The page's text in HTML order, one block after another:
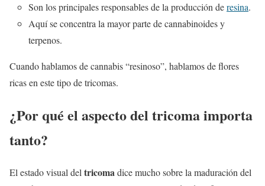
Son los principales responsables de la producción deresina.
Aquí se concentra la mayor parte de cannabinoides y
terpenos.
Cuando hablamos de cannabis “resinoso”, hablamos de flores
ricas en este tipo de tricomas.
¿Por qué el aspecto del tricoma importa
tanto?
El estado visual deltricomadice mucho sobre la maduración del